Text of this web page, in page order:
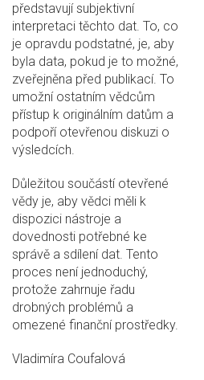
představují subjektivní
interpretaci těchto dat. To, co
je opravdu podstatné, je, aby
byla data, pokud je to možné,
zveřejněna před publikací. To
umožní ostatním vědcům
přístup k originálním datům a
podpoří otevřenou diskuzi o
výsledcích.
Důležitou součástí otevřené
vědy je, aby vědci měli k
dispozici nástroje a
dovednosti potřebné ke
správě a sdílení dat. Tento
proces není jednoduchý,
protože zahrnuje řadu
drobných problémů a
omezené finanční prostředky.
Vladimíra Coufalová